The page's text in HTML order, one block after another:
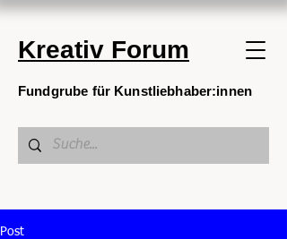
Kreativ Forum
Fundgrube für Kunstliebhaber:innen
Post